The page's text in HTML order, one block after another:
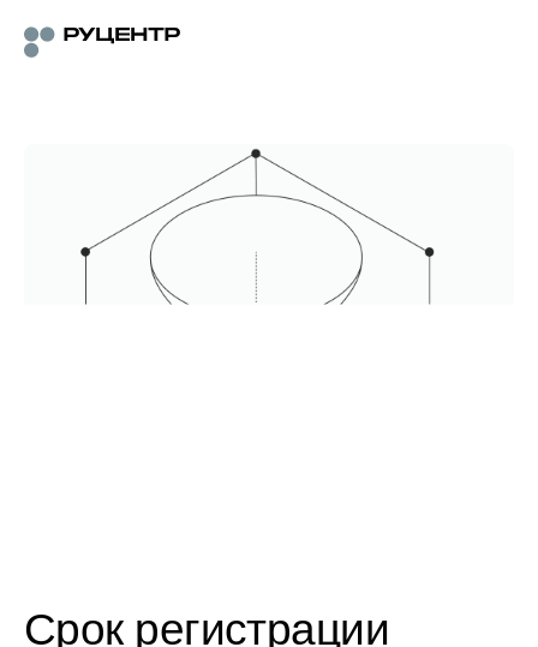
Срок регистрации